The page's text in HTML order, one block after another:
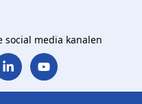
social media kanalen